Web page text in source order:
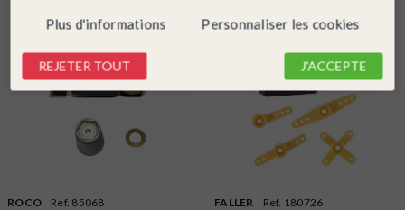
ROCO
Ref. 85068
FALLER
Ref. 180726
Plus d'informations Personnaliser les cookies
REJETER TOUT J'ACCEPTE